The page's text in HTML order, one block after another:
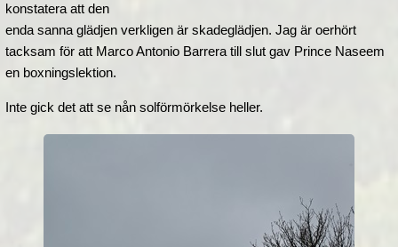
konstatera att den
enda sanna glädjen verkligen är skadeglädjen. Jag är oerhört
tacksam för att Marco Antonio Barrera till slut gav Prince Naseem
en boxningslektion.
Inte gick det att se nån solförmörkelse heller.